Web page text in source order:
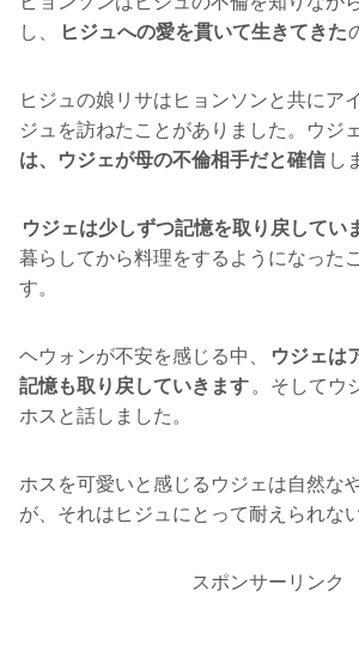
し、
ヒジュへの愛を貫いて生きてきた
ヒジュの娘リサはヒョンソンと共にア
ジュを訪ねたことがありました。ウジ
は、ウジェが母の不倫相手だと確信 し
ウジェは少しずつ記憶を取り戻してい
暮らしてから料理をするようになった
す。
ヘウォンが不安を感じる中、
ウジェは
記憶も取り戻していきます 。そしてウ
ホスと話しました。
ホスを可愛いと感じるウジェは自然な
が、それはヒジュにとって耐えられな
スポンサーリンク